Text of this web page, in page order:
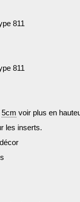
811
811
5cm voir plus en
les inserts.